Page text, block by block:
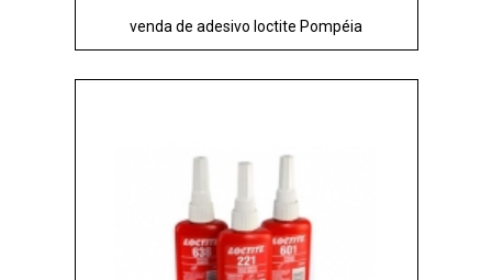
venda de adesivo loctite Pompéia